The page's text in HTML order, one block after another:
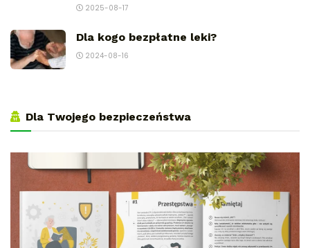
2025-08-17
Dla kogo bezpłatne leki?
2024-08-16
Dla Twojego bezpieczeństwa